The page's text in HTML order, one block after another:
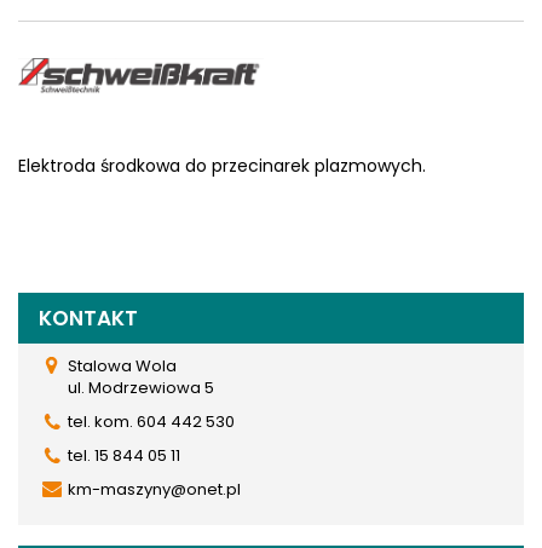
Elektroda środkowa do przecinarek plazmowych.
KONTAKT
Stalowa Wola
ul. Modrzewiowa 5
tel. kom. 604 442 530
tel. 15 844 05 11
km-maszyny@onet.pl